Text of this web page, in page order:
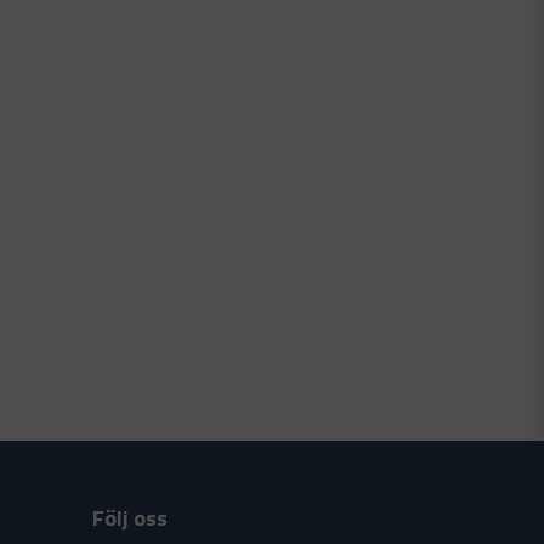
Följ oss